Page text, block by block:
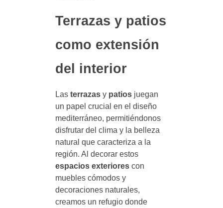
Terrazas y patios
como extensión
del interior
Las terrazasy patiosjuegan
un papel crucial en el diseño
mediterráneo, permitiéndonos
disfrutar del clima y la belleza
natural que caracteriza a la
región. Al decorar estos
espacios exteriorescon
muebles cómodos y
decoraciones naturales,
creamos un refugio donde